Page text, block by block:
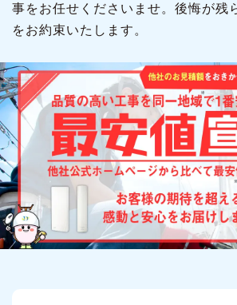
事をお任せくださいませ。後悔が残
をお約束いたします。